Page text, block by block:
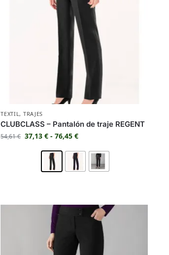
TEXTIL , TRAJES
CLUBCLASS – Pantalón de traje REGENT
54,61€ 37,13€ - 76,45€